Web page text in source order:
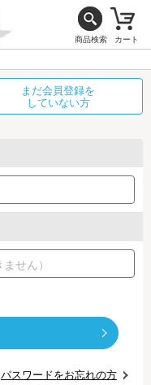
商品検索 カート
まだ会員登録を
していない方
パスワードをお忘れの方